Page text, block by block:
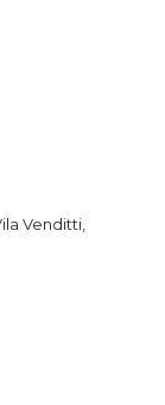
Venditti,